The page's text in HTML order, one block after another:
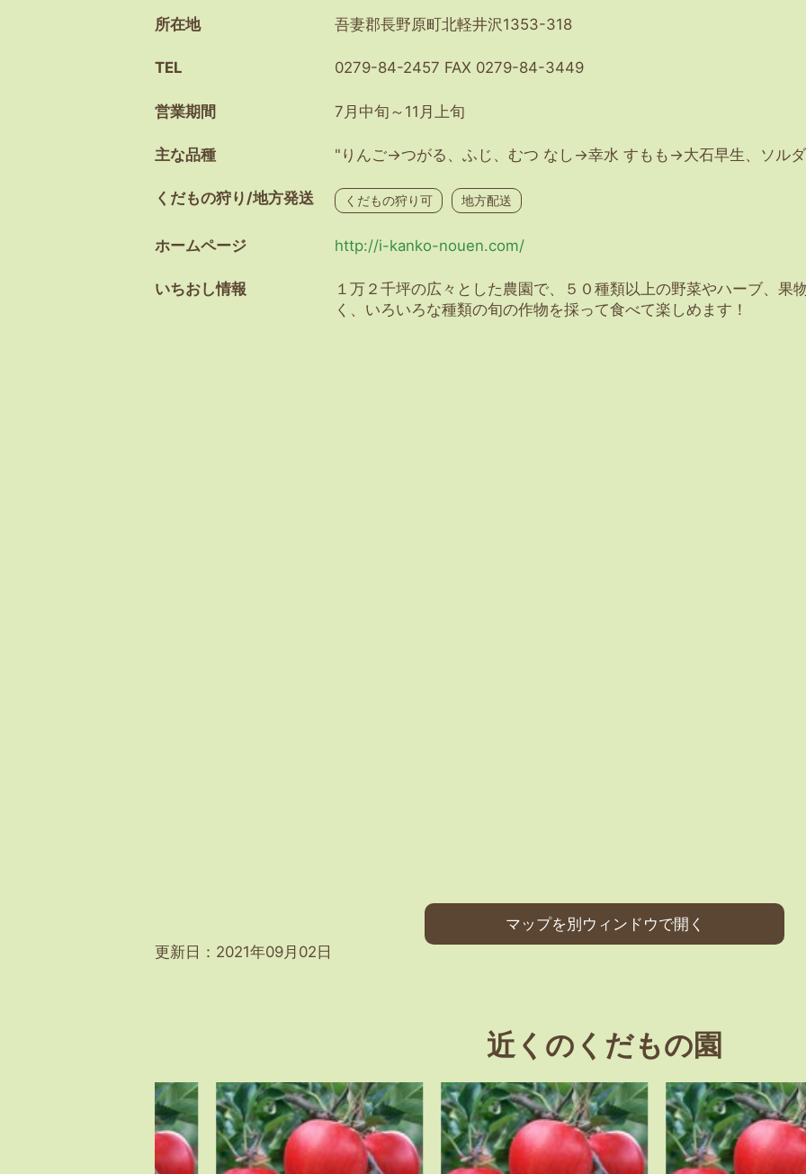
所在地 吾妻郡長野原町北軽井沢1353-318
TEL 0279-84-2457 FAX 0279-84-3449
営業期間 7月中旬～11月上旬
主な品種 "りんご→つがる、ふじ、むつ なし→幸水 すもも→大石早生、ソル
くだもの狩り/地方発送 くだもの狩り可 地方配送
ホームページ http://i-kanko-nouen.com/
いちおし情報
１万２千坪の広々とした農園で、５０種類以上の野菜やハーブ、果
く、いろいろな種類の旬の作物を採って食べて楽しめます！
マップを別ウィンドウで開く
更新日：2021年09月02日
近くのくだもの園